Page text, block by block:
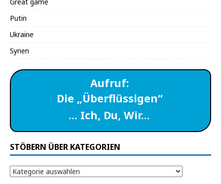
Putin
Ukraine
Syrien
Aufruf:
Die „Überflüssigen“
… Ich, Du, Wir…
STÖBERN ÜBER KATEGORIEN